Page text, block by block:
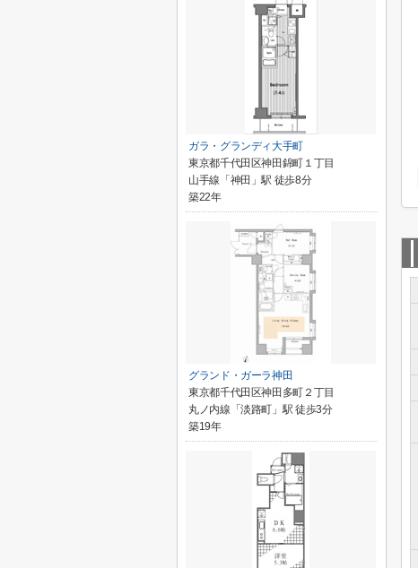
ガラ・グランディ大手町
東京都千代田区神田錦町１丁目
山手線「神田」駅 徒歩8分
築22年
グランド・ガーラ神田
東京都千代田区神田多町２丁目
丸ノ内線「淡路町」駅 徒歩3分
築19年